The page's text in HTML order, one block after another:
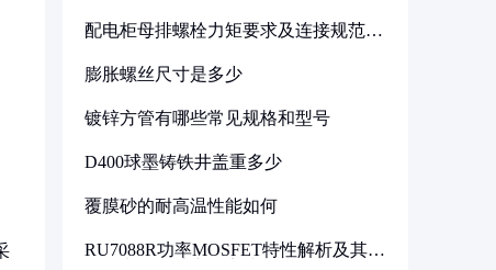
配电柜母排螺栓力矩要求及连接规范详
膨胀螺丝尺寸是多少
镀锌方管有哪些常见规格和型号
D400球墨铸铁井盖重多少
覆膜砂的耐高温性能如何
RU7088R功率MOSFET特性解析及其在